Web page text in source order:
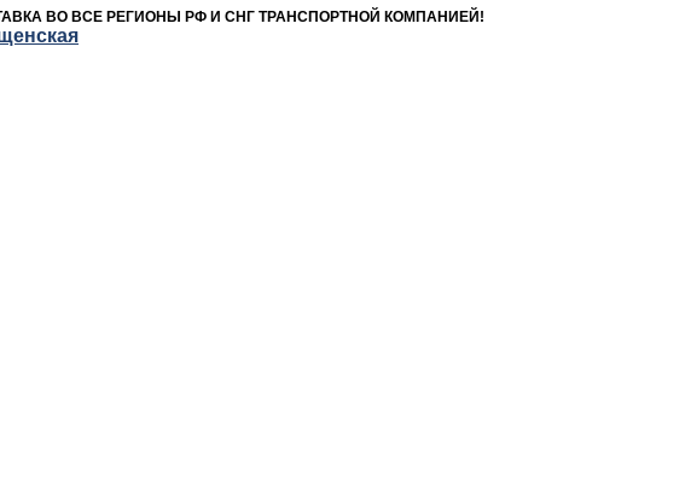
ВО ВСЕ РЕГИОНЫ РФ И СНГ ТРАНСПОРТНОЙ КОМПАНИЕЙ!